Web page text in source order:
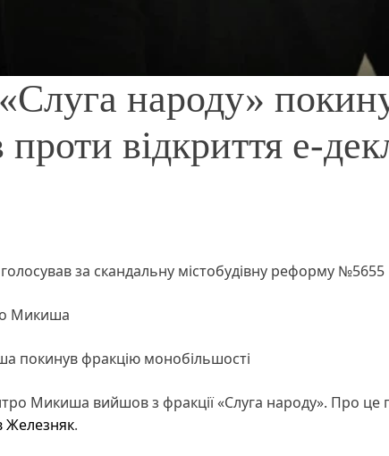
народу»
проти відкриття е-
за скандальну містобудівну реформу №5655
Микиша
покинув фракцію монобільшості
Микиша вийшов з фракції «Слуга народу». Про це
Железняк.